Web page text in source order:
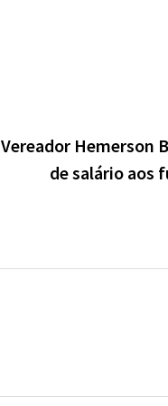
Vereador Hemerson
de salário aos